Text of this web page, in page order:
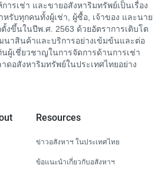
ารเช่า และขายอสังหาริมทรัพย์เป็นเรื่อง
หรับทุกคนทั้งผู้เช่า, ผู้ซื้อ, เจ้าของ และนาย
งขึ้นในปีพ.ศ. 2563 ด้วยอัตราการเติบโต
นาสินค้าและบริการอย่างเข้มข้นและต่อ
นผู้เชี่ยวชาญในการจัดการด้านการเช่า
อสังหาริมทรัพย์ในประเทศไทยอย่าง
Resources
ข่าวอสังหาฯ ในประเทศไทย
ข้อแนะนำเกี่ยวกับอสังหาฯ